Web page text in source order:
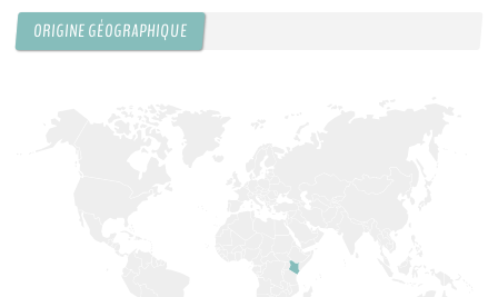
KCF ÎLE DE FRANCE :
de Septembre
52ème congrès du KCF
ORIGINE GÉOGRAPHIQUE